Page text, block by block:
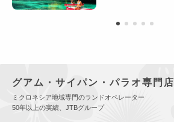
グアム・サイパン・パラオ専門店
ミクロネシア地域専門のランドオペレーター
50年以上の実績、JTBグループ